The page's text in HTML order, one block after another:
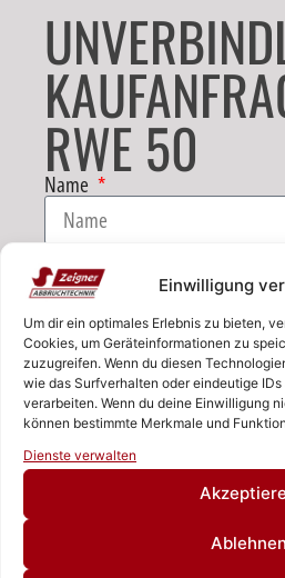
Einwilligung
Um dir ein optimales Erlebnis zu bieten,
Cookies, um Geräteinformationen zu
zuzugreifen. Wenn du diesen
wie das Surfverhalten oder eindeutige
verarbeiten. Wenn du deine Einwilligung
können bestimmte Merkmale und
Dienste verwalten
Ablehnen
RWE 50
Name
E-Mail
Telefon
Nachricht Rufen Sie